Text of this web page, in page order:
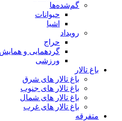
گم‌شده‌ها
حیوانات
اشیا
رویداد
حراج
گردهمایی و همایش
ورزشی
باغ تالار
باغ تالار های شرق
باغ تالار های جنوب
باغ تالار های شمال
باغ تالار های غرب
متفرقه